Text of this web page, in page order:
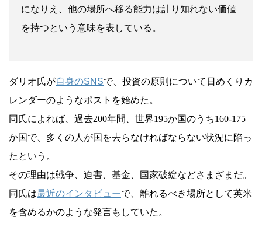
になりえ、他の場所へ移る能力は計り知れない価値
を持つという意味を表している。
ダリオ氏が自身のSNSで、投資の原則について日めくりカ
レンダーのようなポストを始めた。
同氏によれば、過去200年間、世界195か国のうち160-175
か国で、多くの人が国を去らなければならない状況に陥っ
たという。
その理由は戦争、迫害、基金、国家破綻などさまざまだ。
同氏は最近のインタビューで、離れるべき場所として英米
を含めるかのような発言もしていた。